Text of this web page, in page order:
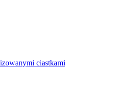
ciastkami